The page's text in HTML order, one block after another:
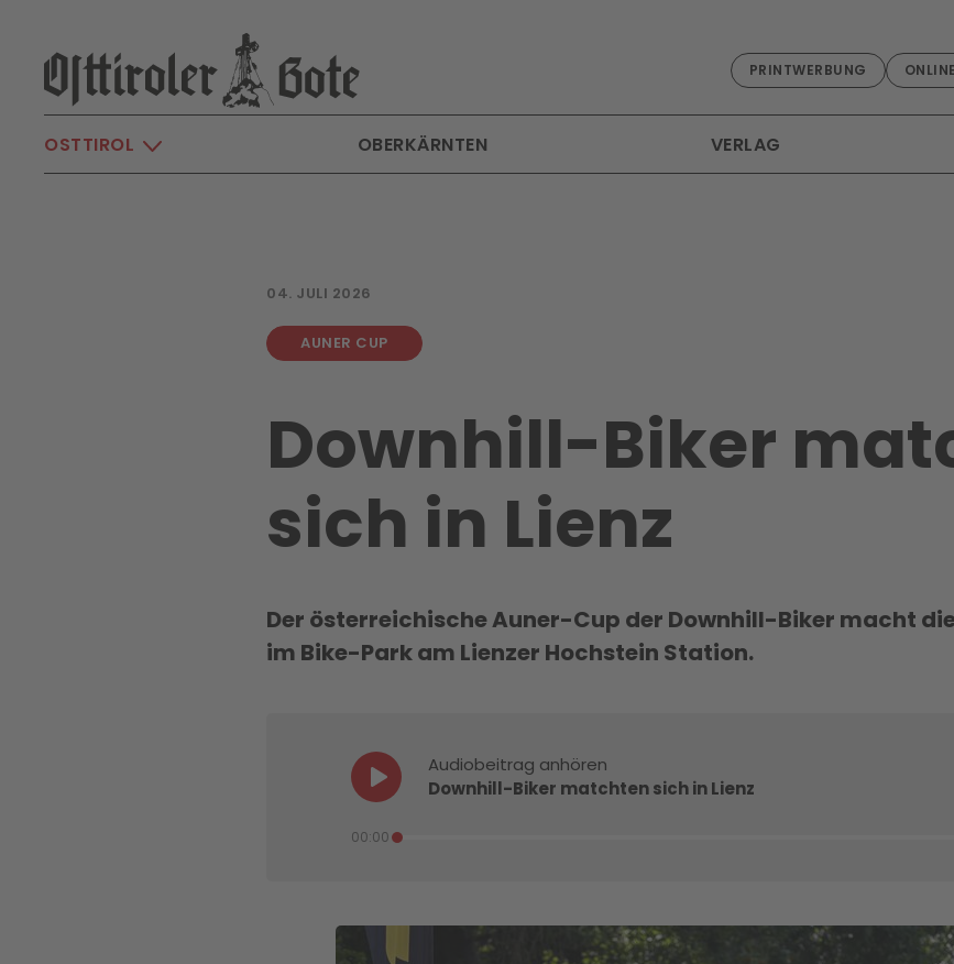
Skip to main content
PRINTWERBUNG
OSTTIROL OBERKÄRNTEN VERLAG
04. JULI 2026
AUNER CUP
Downhill-Biker
sich in Lienz
Der österreichische Auner-Cup der Downhill-Biker macht
im Bike-Park am Lienzer Hochstein Station.
Audiobeitrag anhören
Downhill-Biker matchten sich in Lienz
00:00